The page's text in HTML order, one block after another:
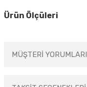
Ürün Ölçüleri
MÜŞTERİ YORUMLARI